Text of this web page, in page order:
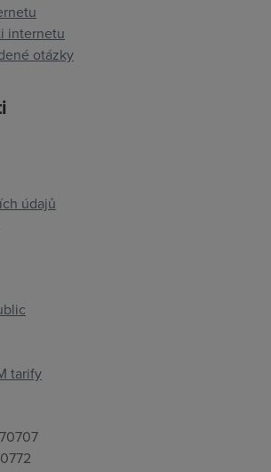
internetu
otázky
údajů
tarify